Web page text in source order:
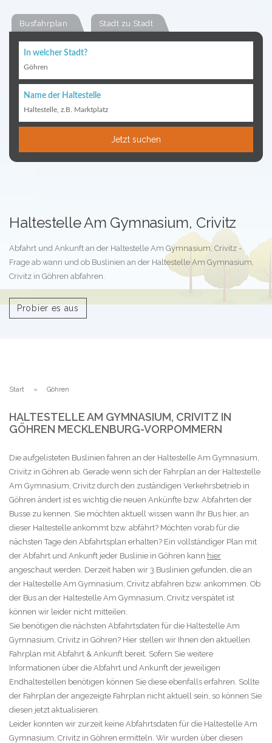
Busfahrplan Stadt zu Stadt
In welcher Stadt?
Göhren
Name der Haltestelle
Haltestelle, z.B. Marktplatz
Jetzt suchen
Haltestelle Am Gymnasium, Crivitz
Abfahrt und Ankunft an der Haltestelle Am Gymnasium, Crivitz -
Frage ab wann und ob Buslinien an der Haltestelle Am Gymnasium,
Crivitz in Göhren abfahren.
Probier es aus
Start Göhren
HALTESTELLE AM GYMNASIUM, CRIVITZ IN
GÖHREN MECKLENBURG-VORPOMMERN
Die aufgelisteten Buslinien fahren an der Haltestelle Am Gymnasium,
Crivitz in Göhren ab. Gerade wenn sich der Fahrplan an der Haltestelle
Am Gymnasium, Crivitz durch den zuständigen Verkehrsbetrieb in
Göhren ändert ist es wichtig die neuen Ankünfte bzw. Abfahrten der
Busse zu kennen. Sie möchten aktuell wissen wann Ihr Bus hier, an
dieser Haltestelle ankommt bzw. abfährt? Möchten vorab für die
nächsten Tage den Abfahrtsplan erhalten? Ein vollständiger Plan mit
der Abfahrt und Ankunft jeder Buslinie in Göhren kann hier
angeschaut werden. Derzeit haben wir 3 Buslinien gefunden, die an
der Haltestelle Am Gymnasium, Crivitz abfahren bzw. ankommen. Ob
der Bus an der Haltestelle Am Gymnasium, Crivitz verspätet ist
können wir leider nicht mitteilen.
Sie benötigen die nächsten Abfahrtsdaten für die Haltestelle Am
Gymnasium, Crivitz in Göhren? Hier stellen wir Ihnen den aktuellen
Fahrplan mit Abfahrt & Ankunft bereit. Sofern Sie weitere
Informationen über die Abfahrt und Ankunft der jeweiligen
Endhaltestellen benötigen können Sie diese ebenfalls erfahren. Sollte
der Fahrplan der angezeigte Fahrplan nicht aktuell sein, so können Sie
diesen jetzt aktualisieren.
Leider konnten wir zurzeit keine Abfahrtsdaten für die Haltestelle Am
Gymnasium, Crivitz in Göhren ermitteln. Wir wurden über diesen